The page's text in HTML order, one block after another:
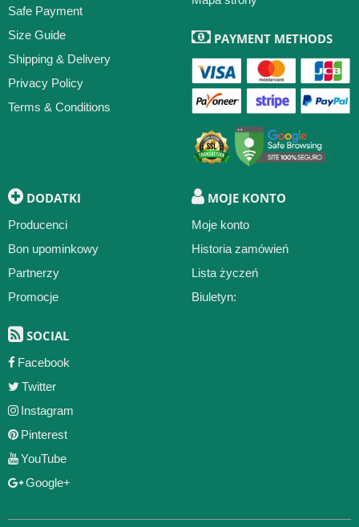
Safe Payment
Size Guide
Shipping & Delivery
Privacy Policy
Terms & Conditions
PAYMENT METHODS
DODATKI
Producenci
Bon upominkowy
Partnerzy
Promocje
MOJE KONTO
Moje konto
Historia zamówień
Lista życzeń
Biuletyn:
SOCIAL
Facebook
Twitter
Instagram
Pinterest
YouTube
Google+